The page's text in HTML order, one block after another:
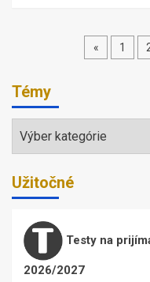
« 1
Témy
Témy
Užitočné
Testy na
2026/2027